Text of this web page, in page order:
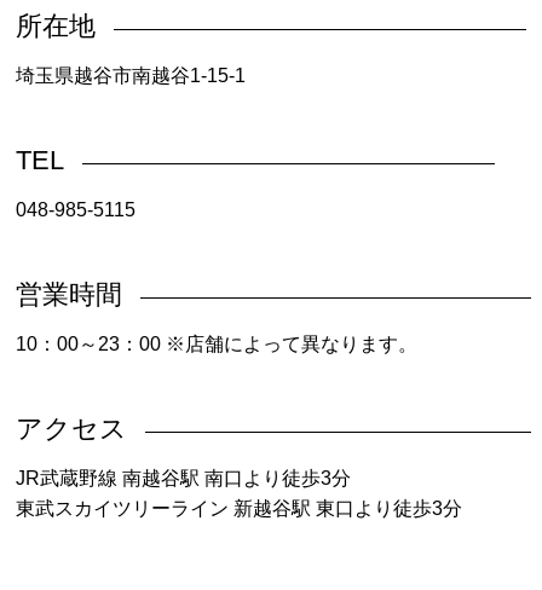
所在地
埼玉県越谷市南越谷1-15-1
TEL
048-985-5115
営業時間
10：00～23：00 ※店舗によって異なります。
アクセス
JR武蔵野線 南越谷駅 南口より徒歩3分
東武スカイツリーライン 新越谷駅 東口より徒歩3分